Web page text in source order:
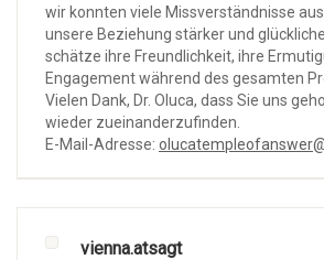
wir konnten viele Missverständnisse
unsere Beziehung stärker und
schätze ihre Freundlichkeit, ihre
Engagement während des gesamten
Vielen Dank, Dr. Oluca, dass Sie uns
wieder zueinanderzufinden.
E-Mail-Adresse:
vienna.atsagt